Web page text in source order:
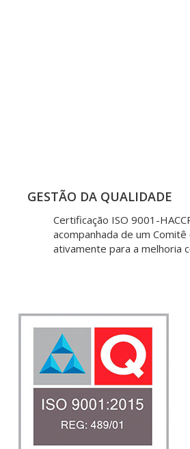
GESTÃO DA QUALIDADE
Certificação ISO 9001-
acompanhada de um
ativamente para a melhoria